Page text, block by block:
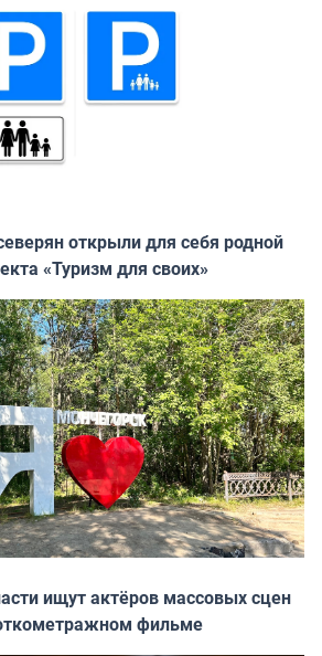
открыли для себя родной
«Туризм для своих»
ищут актёров массовых сцен
фильме